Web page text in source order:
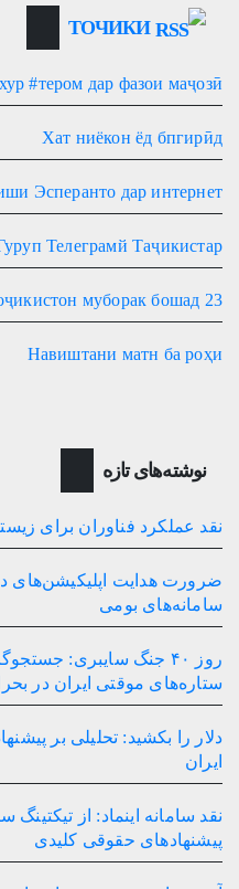
ТОЧИКИ
#тером дар фазои маҷозӣ
Хат ниёкон ёд бпгирӣд
Эсперанто дар интернет
Телеграмй Таҷикистар
23 феврал, руз мели артиши Тоҷикистон муборак бошад.
Навиштани матн ба роҳи
نوشته‌های تازه
نقد عملکرد فناوران برای
ضرورت هدایت اپلیکیشن‌های
سامانه‌های بومی
روز ۴۰ جنگ سایبری:
ستاره‌های موقتی ایران در
دلار را بکشید: تحلیلی بر
ایران
نقد سامانه اینماد: از
پیشنهادهای حقوقی کلیدی